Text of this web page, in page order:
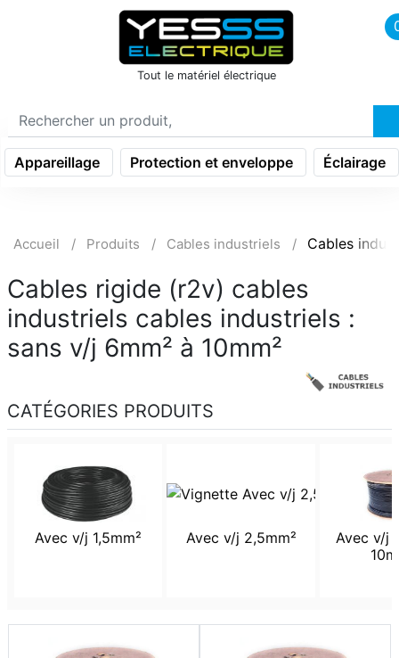
icon menu burger
Tout le matériel électrique
Appareillage Protection et enveloppe Éclairage
Accueil Produits Cables industriels Cables
Cables rigide (r2v) cables
industriels cables industriels :
sans v/j 6mm² à 10mm²
CATÉGORIES PRODUITS
Avec v/j 1,5mm² Avec v/j 2,5mm²
Avec v/j